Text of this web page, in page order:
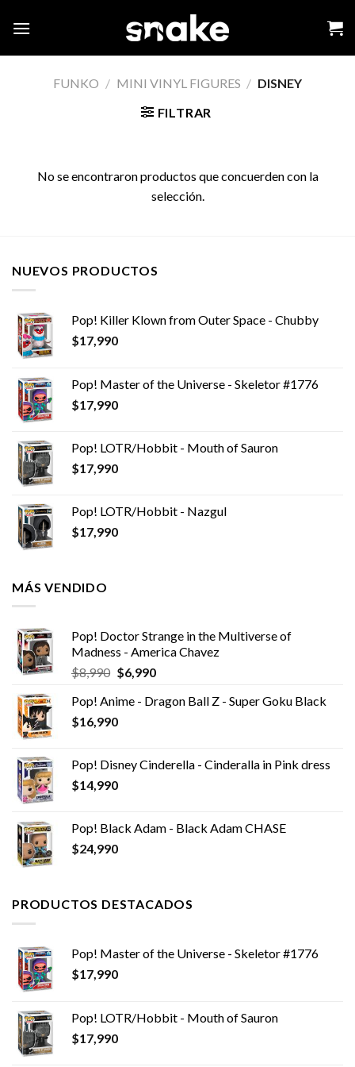
FUNKO / MINI VINYL FIGURES / DISNEY
FILTRAR
No se encontraron productos que concuerden con la
selección.
NUEVOS PRODUCTOS
Pop! Killer Klown from Outer Space - Chubby
$17,990
Pop! Master of the Universe - Skeletor #1776
$17,990
Pop! LOTR/Hobbit - Mouth of Sauron
$17,990
Pop! LOTR/Hobbit - Nazgul
$17,990
MÁS VENDIDO
Pop! Doctor Strange in the Multiverse of
Madness - America Chavez
$8,990 El
original
era:
$6,990El
actual
Pop! Anime - Dragon Ball Z - Super Goku Black
$16,990
Pop! Disney Cinderella - Cinderalla in Pink dress
$14,990
Pop! Black Adam - Black Adam CHASE
$24,990
PRODUCTOS DESTACADOS
Pop! Master of the Universe - Skeletor #1776
$17,990
Pop! LOTR/Hobbit - Mouth of Sauron
$17,990